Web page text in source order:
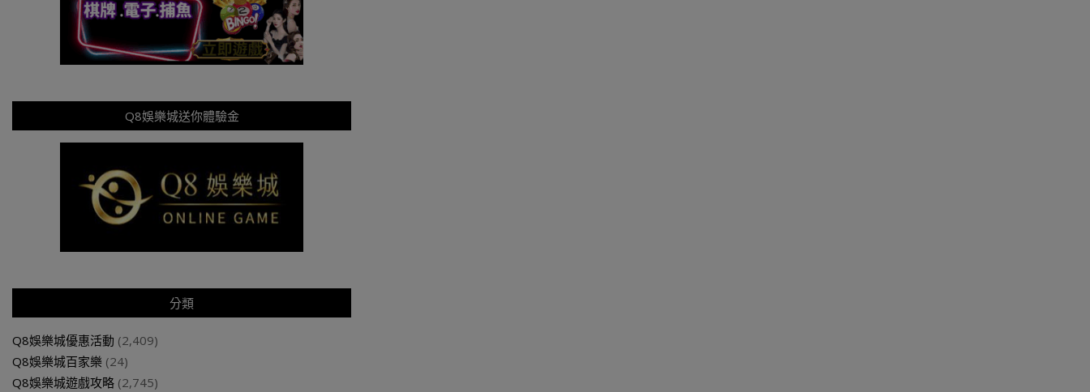
Q8娛樂城送你體驗金
分類
Q8娛樂城優惠活動 (2,409)
Q8娛樂城百家樂 (24)
Q8娛樂城遊戲攻略 (2,745)